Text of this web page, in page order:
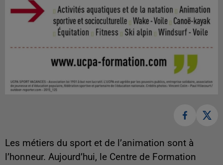
Les métiers du sport et de l’animation sont à
l’honneur. Aujourd’hui, le Centre de Formation